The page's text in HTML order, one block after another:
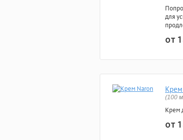
для
от
(100
Крем
от